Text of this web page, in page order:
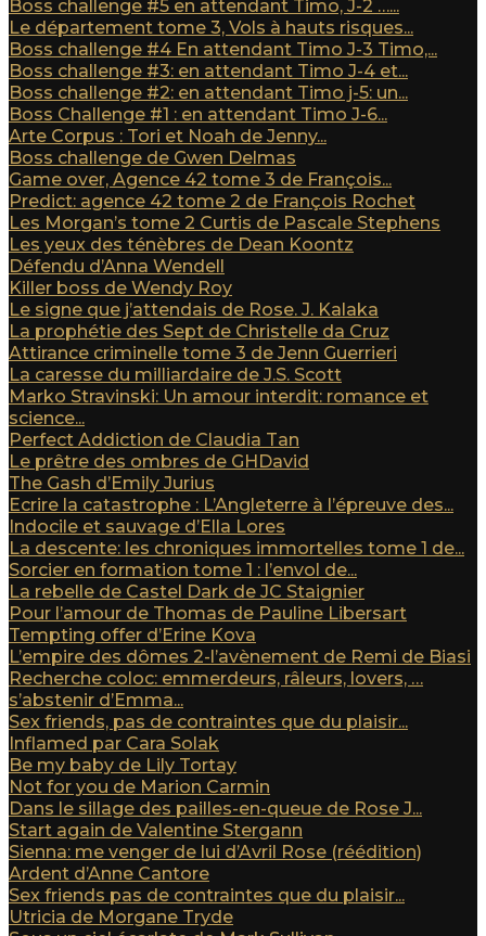
Boss challenge #5 en attendant Timo, J-2 …...
Le département tome 3, Vols à hauts risques...
Boss challenge #4 En attendant Timo J-3 Timo,...
Boss challenge #3: en attendant Timo J-4 et...
Boss challenge #2: en attendant Timo j-5: un...
Boss Challenge #1 : en attendant Timo J-6...
Arte Corpus : Tori et Noah de Jenny...
Boss challenge de Gwen Delmas
Game over, Agence 42 tome 3 de François...
Predict: agence 42 tome 2 de François Rochet
Les Morgan’s tome 2 Curtis de Pascale Stephens
Les yeux des ténèbres de Dean Koontz
Défendu d’Anna Wendell
Killer boss de Wendy Roy
Le signe que j’attendais de Rose. J. Kalaka
La prophétie des Sept de Christelle da Cruz
Attirance criminelle tome 3 de Jenn Guerrieri
La caresse du milliardaire de J.S. Scott
Marko Stravinski: Un amour interdit: romance et
science...
Perfect Addiction de Claudia Tan
Le prêtre des ombres de GHDavid
The Gash d’Emily Jurius
Ecrire la catastrophe : L’Angleterre à l’épreuve des...
Indocile et sauvage d’Ella Lores
La descente: les chroniques immortelles tome 1 de...
Sorcier en formation tome 1 : l’envol de...
La rebelle de Castel Dark de JC Staignier
Pour l’amour de Thomas de Pauline Libersart
Tempting offer d’Erine Kova
L’empire des dômes 2-l’avènement de Remi de Biasi
Recherche coloc: emmerdeurs, râleurs, lovers, …
s’abstenir d’Emma...
Sex friends, pas de contraintes que du plaisir...
Inflamed par Cara Solak
Be my baby de Lily Tortay
Not for you de Marion Carmin
Dans le sillage des pailles-en-queue de Rose J...
Start again de Valentine Stergann
Sienna: me venger de lui d’Avril Rose (réédition)
Ardent d’Anne Cantore
Sex friends pas de contraintes que du plaisir...
Utricia de Morgane Tryde